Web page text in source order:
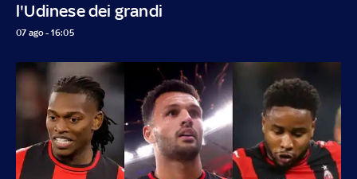
l'Udinese dei grandi
07 ago - 16:05